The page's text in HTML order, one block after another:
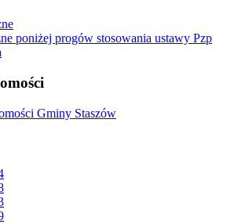
poniżej progów stosowania ustawy Pzp
Gminy Staszów